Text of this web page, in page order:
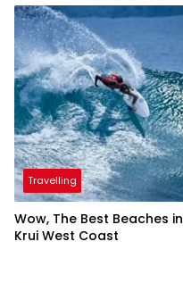
Travelling
Wow, The Best Beaches in
Krui West Coast